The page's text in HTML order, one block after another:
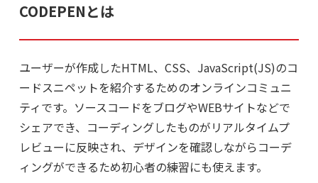
CODEPENとは
ユーザーが作成したHTML、CSS、JavaScript(JS)のコ
ードスニペットを紹介するためのオンラインコミュニ
ティです。ソースコードをブログやWEBサイトなどで
シェアでき、 コーディングしたものがリアルタイムプ
レビューに反映され、デザインを確認しながらコーデ
ィングができるため初心者の練習にも使えます。